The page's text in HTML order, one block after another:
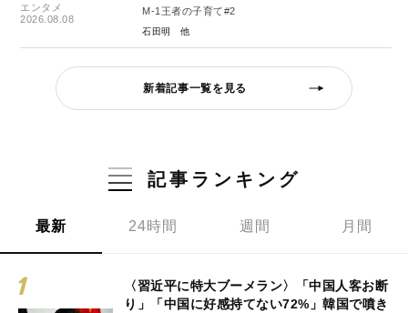
エンタメ
2026.08.08
M-1王者の子育て#2
石田明
新着記事一覧を見る
記事ランキング
最新 24時間 週間 月間
〈習近平に特大ブーメラン〉「中国人客お断
り」「中国に好感持てない72%」韓国で噴き